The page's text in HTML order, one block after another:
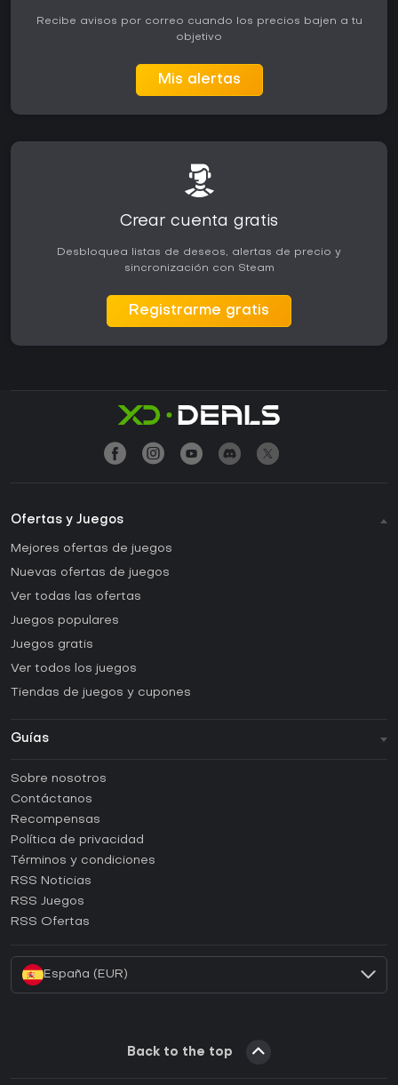
Recibe avisos por correo cuando los precios bajen a tu
objetivo
Mis alertas
Crear cuenta gratis
Desbloquea listas de deseos, alertas de precio y
sincronización con Steam
Registrarme gratis
Ofertas y Juegos
Mejores ofertas de juegos
Nuevas ofertas de juegos
Ver todas las ofertas
Juegos populares
Juegos gratis
Ver todos los juegos
Tiendas de juegos y cupones
Guías
Guías y tutoriales
¿Cómo activar una CD Key de Steam?
¿Cómo activar una CD Key de Epic Games?
¿Cómo activar una CD Key de GOG?
¿Cómo activar una CD Key de Ubisoft Connect?
Sobre nosotros
Contáctanos
Recompensas
Política de privacidad
Términos y condiciones
RSS Noticias
RSS Juegos
RSS Ofertas
España (EUR)
Back to the top